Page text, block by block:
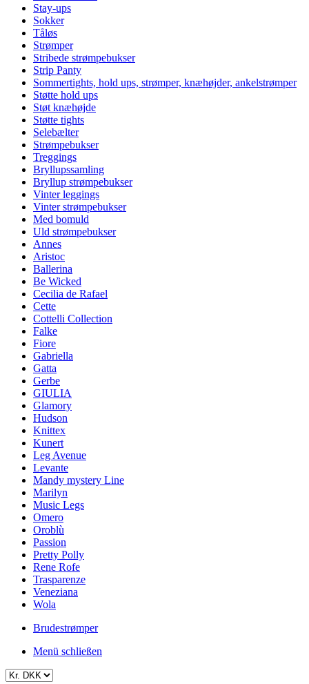
Stay-ups
Sokker
Tåløs
Strømper
Stribede strømpebukser
Strip Panty
Sommertights, hold ups, strømper, knæhøjder, ankelstrømper
Støtte hold ups
Støt knæhøjde
Støtte tights
Selebælter
Strømpebukser
Treggings
Bryllupssamling
Bryllup strømpebukser
Vinter leggings
Vinter strømpebukser
Med bomuld
Uld strømpebukser
Annes
Aristoc
Ballerina
Be Wicked
Cecilia de Rafael
Cette
Cottelli Collection
Falke
Fiore
Gabriella
Gatta
Gerbe
GIULIA
Glamory
Hudson
Knittex
Kunert
Leg Avenue
Levante
Mandy mystery Line
Marilyn
Music Legs
Omero
Oroblù
Passion
Pretty Polly
Rene Rofe
Trasparenze
Veneziana
Wola
Brudestrømper
Menü schließen